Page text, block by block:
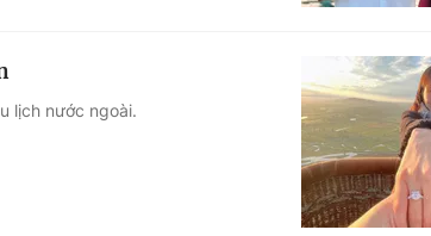
lịch nước ngoài.